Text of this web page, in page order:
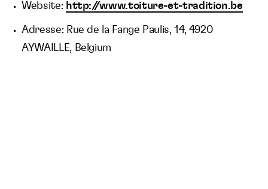
Website: http://www.toiture-et-tradition.be
Adresse: Rue de la Fange Paulis, 14, 4920
AYWAILLE, Belgium